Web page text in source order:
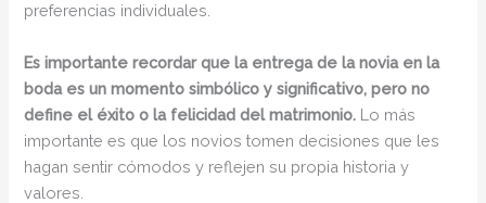
preferencias individuales.
Es importante recordar que la entrega de la novia en la
boda es un momento simbólico y significativo, pero no
define el éxito o la felicidad del matrimonio. Lo más
importante es que los novios tomen decisiones que les
hagan sentir cómodos y reflejen su propia historia y
valores.